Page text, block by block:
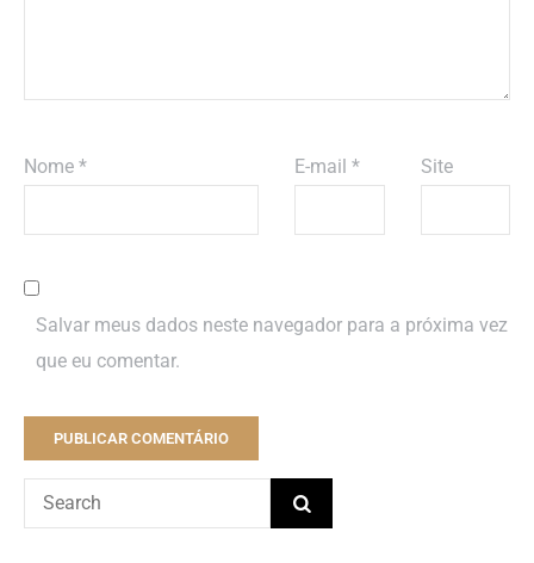
Nome * E-mail * Site
Salvar meus dados neste navegador para a próxima vez
que eu comentar.